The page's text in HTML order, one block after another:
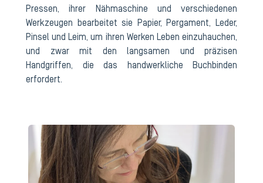
Pressen, ihrer Nähmaschine und verschiedenen
Werkzeugen bearbeitet sie Papier, Pergament, Leder,
Pinsel und Leim, um ihren Werken Leben einzuhauchen,
und zwar mit den langsamen und präzisen
Handgriffen, die das handwerkliche Buchbinden
erfordert.